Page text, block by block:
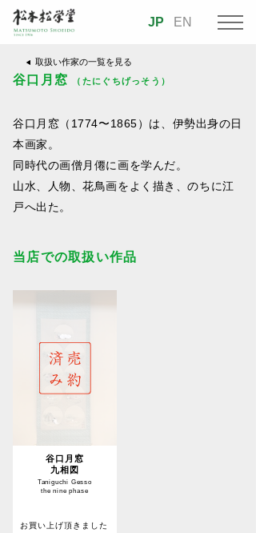
JP EN
取扱い作家の一覧を見る
谷口月窓 （たにぐちげっそう）
谷口月窓（1774〜1865）は、伊勢出身の日
本画家。
同時代の画僧月僊に画を学んだ。
山水、人物、花鳥画をよく描き、のちに江
戸へ出た。
当店での取扱い作品
谷口月窓
九相図
Taniguchi Gesso
the nine phase
お買い上げ頂きました